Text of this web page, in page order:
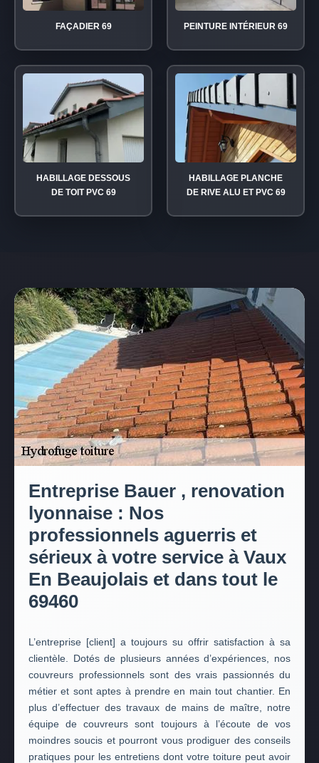
FAÇADIER 69 PEINTURE INTÉRIEUR 69
HABILLAGE DESSOUS
DE TOIT PVC 69
HABILLAGE PLANCHE
DE RIVE ALU ET PVC 69
Entreprise Bauer , renovation
lyonnaise : Nos
professionnels aguerris et
sérieux à votre service à Vaux
En Beaujolais et dans tout le
69460
L’entreprise [client] a toujours su offrir satisfaction à sa
clientèle. Dotés de plusieurs années d’expériences, nos
couvreurs professionnels sont des vrais passionnés du
métier et sont aptes à prendre en main tout chantier. En
plus d’effectuer des travaux de mains de maître, notre
équipe de couvreurs sont toujours à l’écoute de vos
moindres soucis et pourront vous prodiguer des conseils
pratiques pour les entretiens dont votre toiture peut avoir